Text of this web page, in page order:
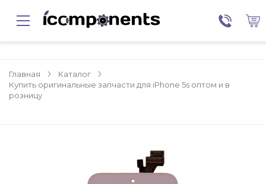
Главная
Каталог
Купить оригинальные запчасти для iPhone 5s оптом и в
розницу